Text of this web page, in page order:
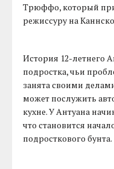
Трюффо, который
режиссуру на
История 12-летнего
подростка, чьи
занята своими
может послужить
кухне. У Антуана
что становится
подросткового бунта.